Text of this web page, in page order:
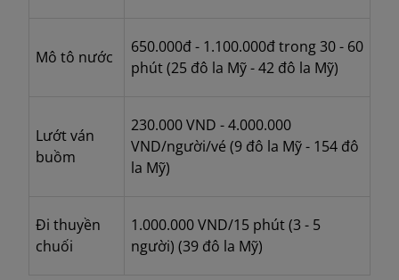
Mô tô nước
650.000đ - 1.100.000đ trong 30 - 60
phút(25 đô la Mỹ - 42 đô la Mỹ)
Lướt ván
buồm
230.000 VND - 4.000.000
VND/người/vé (9 đô la Mỹ - 154 đô
la Mỹ)
Đi thuyền
chuối
1.000.000 VND/15 phút (3 - 5
người) (39 đô la Mỹ)